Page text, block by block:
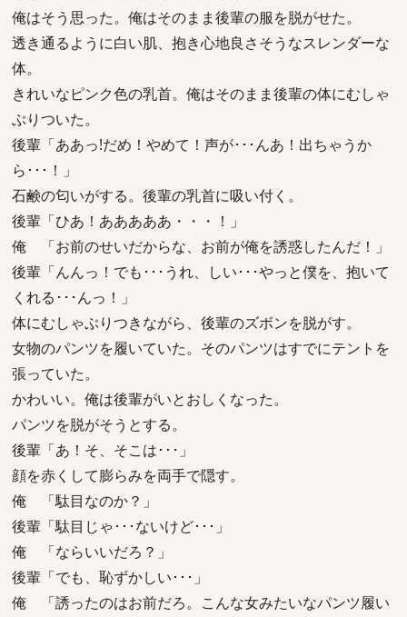
俺はそう思った。俺はそのまま後輩の服を脱がせた。
透き通るように白い肌、抱き心地良さそうなスレンダーな
体。
きれいなピンク色の乳首。俺はそのまま後輩の体にむしゃ
ぶりついた。
後輩「ああっ!だめ！やめて！声が･･･んあ！出ちゃうか
ら･･･！」
石鹸の匂いがする。後輩の乳首に吸い付く。
後輩「ひあ！あああああ・・・！」
俺 「お前のせいだからな、お前が俺を誘惑したんだ！」
後輩「んんっ！でも･･･うれ、しい･･･やっと僕を、抱いて
くれる･･･んっ！」
体にむしゃぶりつきながら、後輩のズボンを脱がす。
女物のパンツを履いていた。そのパンツはすでにテントを
張っていた。
かわいい。俺は後輩がいとおしくなった。
パンツを脱がそうとする。
後輩「あ！そ、そこは･･･」
顔を赤くして膨らみを両手で隠す。
俺 「駄目なのか？」
後輩「駄目じゃ･･･ないけど･･･」
俺 「ならいいだろ？」
後輩「でも、恥ずかしい･･･」
俺 「誘ったのはお前だろ。こんな女みたいなパンツ履い